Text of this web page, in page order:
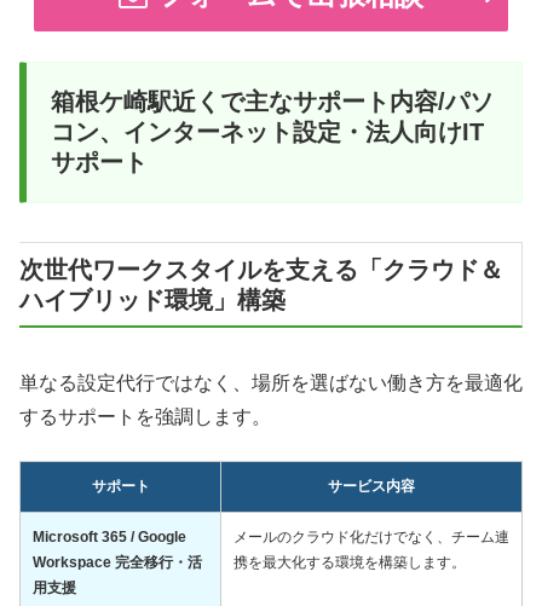
箱根ケ崎駅近くで主なサポート内容/パソ
コン、インターネット設定・法人向けIT
サポート
次世代ワークスタイルを支える「クラウド＆
ハイブリッド環境」構築
単なる設定代行ではなく、場所を選ばない働き方を最適化
するサポートを強調します。
サポート サービス内容
Microsoft 365 / Google
Workspace 完全移行・活
用支援
メールのクラウド化だけでなく、チーム連
携を最大化する環境を構築します。